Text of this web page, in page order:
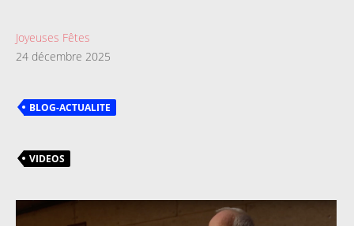
Joyeuses Fêtes
24 décembre 2025
BLOG-ACTUALITE
VIDEOS